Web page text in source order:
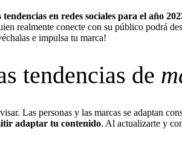
en redes sociales para el año
realmente conecte con su público podrá
e impulsa tu marca!
tendencias de
Las personas y las marcas se adaptan
adaptar tu contenido. Al actualizarte y